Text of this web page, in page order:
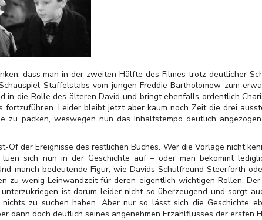
dass man in der zweiten Hälfte des Filmes trotz deutlicher
Staffelstabs vom jungen Freddie Bartholomew zum
die Rolle des älteren David und bringt ebenfalls ordentlich
Leider bleibt jetzt aber kaum noch Zeit die drei
packen, weswegen nun das Inhaltstempo deutlich
der Ereignisse des restlichen Buches. Wer die Vorlage nicht
sich nun in der Geschichte auf – oder man bekommt
manch bedeutende Figur, wie Davids Schulfreund Steerforth
zu wenig Leinwandzeit für deren eigentlich wichtigen Rollen. Der
ist darum leider nicht so überzeugend und sorgt
zu suchen haben. Aber nur so lässt sich die Geschichte
dann doch deutlich seines angenehmen Erzählflusses der ersten